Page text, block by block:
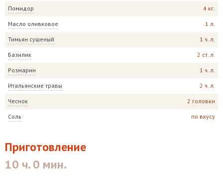
Помидор 4 кг.
Масло оливковое 1 л.
Тимьян сушеный 1 ч. л.
Базилик 2 ст. л.
Розмарин 1 ч. л.
Итальянские травы 2 ч. л.
Чеснок 2 головки
Соль по вкусу
Приготовление
10 ч. 0 мин.